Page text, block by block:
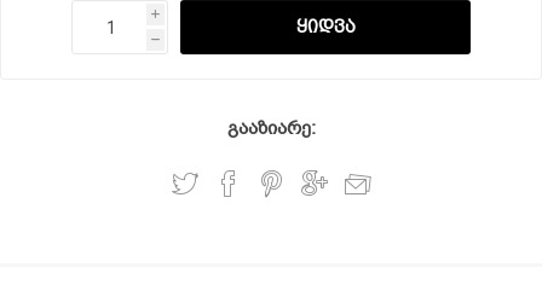
i
h
გააზიარე: